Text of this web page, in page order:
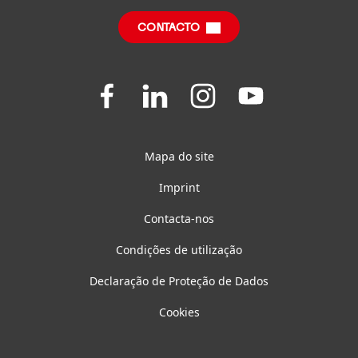
Questões FrequentesCONTACTO
Join
Join
on
Join
on
Join
us
Mapa do site
Imprint
Contacta-nos
Condições de utilização
Declaração de Proteção de Dados
Cookies